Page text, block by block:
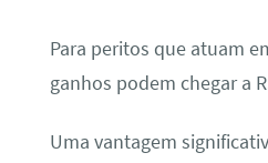
Para peritos que atuam
ganhos podem chegar a
Uma vantagem